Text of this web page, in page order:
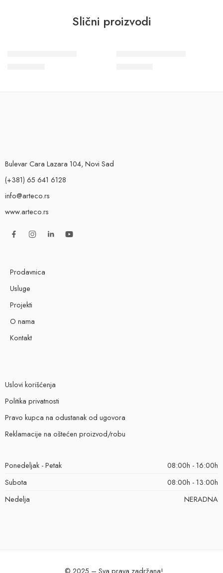
Slični proizvodi
Bulevar Cara Lazara 104, Novi Sad
(+381) 65 641 6128
info@arteco.rs
www.arteco.rs
Prodavnica
Usluge
Projekti
O nama
Kontakt
Uslovi korišćenja
Politika privatnosti
Pravo kupca na odustanak od ugovora
Reklamacije na oštećen proizvod/robu
Ponedeljak - Petak
08:00h - 16:00h
Subota
08:00h - 13:00h
Nedelja
NERADNA
© 2025 – Sva prava zadržana!